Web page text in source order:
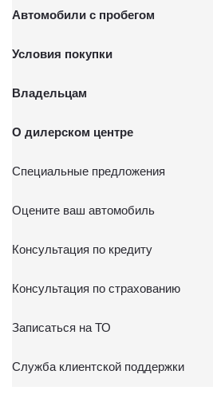
Автомобили с пробегом
Условия покупки
Владельцам
О дилерском центре
Специальные предложения
Оцените ваш автомобиль
Консультация по кредиту
Консультация по страхованию
Записаться на ТО
Служба клиентской поддержки